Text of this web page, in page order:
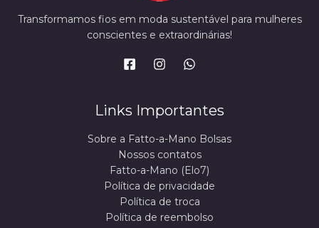
Transformamos fios em moda sustentável para mulheres
conscientes e extraordinárias!
Links Importantes
Sobre a Fatto-a-Mano Bolsas
Nossos contatos
Fatto-a-Mano (Elo7)
Política de privacidade
Política de troca
Política de reembolso